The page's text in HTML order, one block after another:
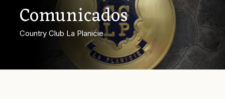
Comunicados
Country Club La Planicie